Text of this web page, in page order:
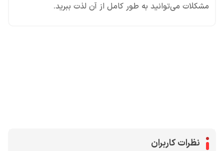
مشکلات می‌توانید به طور کامل از آن لذت ببرید.
نظرات کاربران